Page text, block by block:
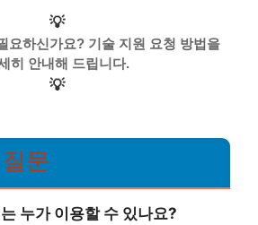
💡
요하신가요? 기술 지원 요청 방법을
히 안내해 드립니다.
💡
문
누가 이용할 수 있나요?